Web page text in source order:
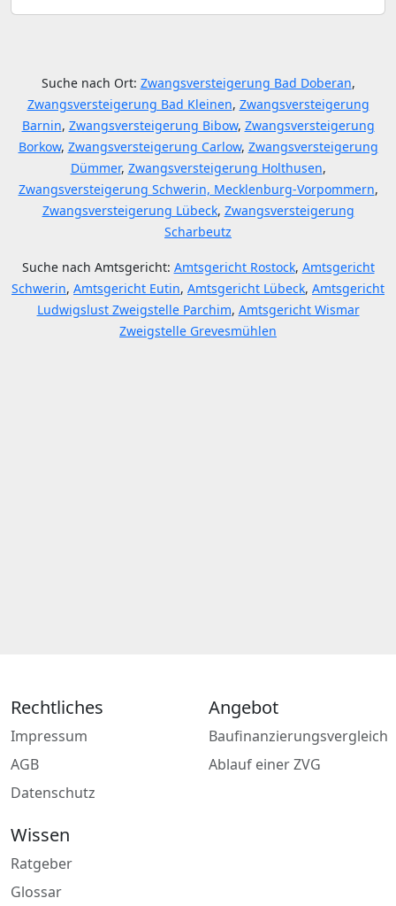
Suche nach Ort: Zwangsversteigerung Bad Doberan,
Zwangsversteigerung Bad Kleinen, Zwangsversteigerung
Barnin, Zwangsversteigerung Bibow, Zwangsversteigerung
Borkow, Zwangsversteigerung Carlow, Zwangsversteigerung
Dümmer, Zwangsversteigerung Holthusen,
Zwangsversteigerung Schwerin, Mecklenburg-Vorpommern,
Zwangsversteigerung Lübeck, Zwangsversteigerung
Scharbeutz
Suche nach Amtsgericht: Amtsgericht Rostock, Amtsgericht
Schwerin, Amtsgericht Eutin, Amtsgericht Lübeck, Amtsgericht
Ludwigslust Zweigstelle Parchim, Amtsgericht Wismar
Zweigstelle Grevesmühlen
Rechtliches
Impressum
AGB
Datenschutz
Angebot
Baufinanzierungsvergleich
Ablauf einer ZVG
Wissen
Ratgeber
Glossar